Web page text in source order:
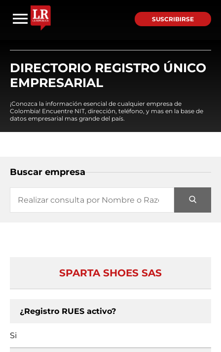
SUSCRIBIRSE
DIRECTORIO REGISTRO ÚNICO
EMPRESARIAL
¡Conozca la información esencial de cualquier empresa de
Colombia! Encuentre NIT, dirección, teléfono, y mas en la base de
datos empresarial mas grande del país.
Buscar empresa
SPARTA SHOES SAS
¿Registro RUES activo?
Si